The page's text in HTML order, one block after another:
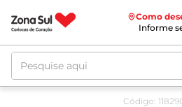
Como
Informe
Pesquise aqui
Código: